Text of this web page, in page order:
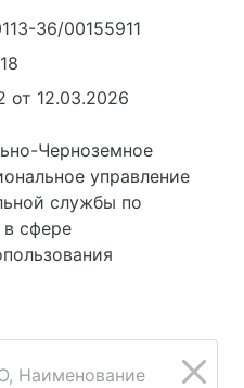
36/00155911
12.03.2026
Черноземное
управление
службы по
в сфере
Наименование